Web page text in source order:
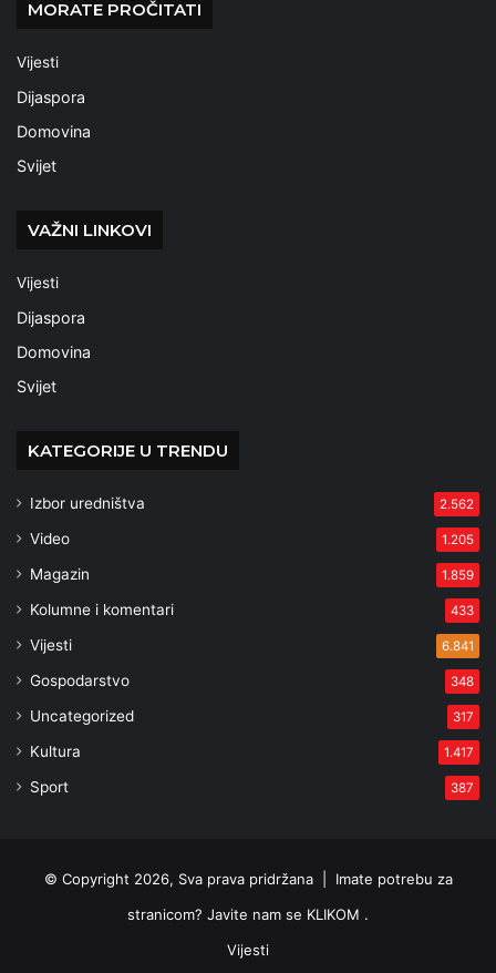
MORATE PROČITATI
Vijesti
Dijaspora
Domovina
Svijet
VAŽNI LINKOVI
Vijesti
Dijaspora
Domovina
Svijet
KATEGORIJE U TRENDU
Izbor uredništva 2.562
Video 1.205
Magazin 1.859
Kolumne i komentari 433
Vijesti 6.841
Gospodarstvo 348
Uncategorized 317
Kultura 1.417
Sport 387
© Copyright 2026, Sva prava pridržana | Imate potrebu za
stranicom? Javite nam se KLIKOM .
Vijesti